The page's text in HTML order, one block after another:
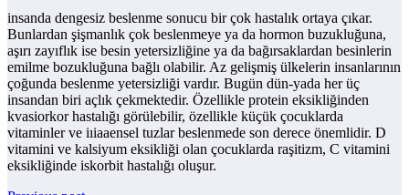
insanda dengesiz beslenme sonucu bir çok hastalık ortaya çıkar.
Bunlardan şişmanlık çok beslenmeye ya da hormon buzukluğuna,
aşırı zayıflık ise besin yetersizliğine ya da bağırsaklardan besinlerin
emilme bozukluğuna bağlı olabilir. Az gelişmiş ülkelerin insanlarının
çoğunda beslenme yetersizliği vardır. Bugün dün-yada her üç
insandan biri açlık çekmektedir. Özellikle protein eksikliğinden
kvasiorkor hastalığı görülebilir, özellikle küçük çocuklarda
vitaminler ve iıiaaensel tuzlar beslenmede son derece önemlidir. D
vitamini ve kalsiyum eksikliği olan çocuklarda raşitizm, C vitamini
eksikliğinde iskorbit hastalığı oluşur.